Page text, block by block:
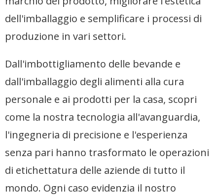
dell'imballaggio e semplificare i processi di
produzione in vari settori.
Dall'imbottigliamento delle bevande e
dall'imballaggio degli alimenti alla cura
personale e ai prodotti per la casa, scopri
come la nostra tecnologia all'avanguardia,
l'ingegneria di precisione e l'esperienza
senza pari hanno trasformato le operazioni
di etichettatura delle aziende di tutto il
mondo. Ogni caso evidenzia il nostro